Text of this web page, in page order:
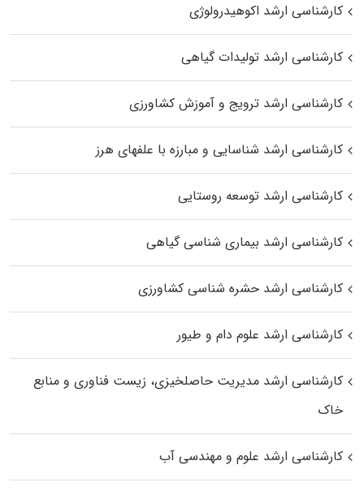
کارشناسی ارشد اکوهیدرولوژی
کارشناسی ارشد تولیدات گیاهی
کارشناسی ارشد ترویج و آموزش کشاورزی
کارشناسی ارشد شناسایی و مبارزه با علفهای هرز
کارشناسی ارشد توسعه روستایی
کارشناسی ارشد بیماری‌ شناسی گیاهی
کارشناسی ارشد حشره‌ شناسی کشاورزی
کارشناسی ارشد علوم دام و طیور
کارشناسی ارشد مدیریت حاصلخیزی، زیست فناوری و منابع
خاک
کارشناسی ارشد علوم و مهندسی آب